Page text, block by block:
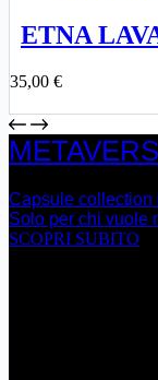
ETNA
35,00 €
Capsule collection
Solo per chi vuole
SCOPRI SUBITO